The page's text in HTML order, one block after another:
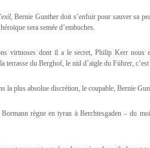
, Bernie Gunther doit s’enfuir pour sauver sa
sera semée d’embuches.
virtuoses dont il a le secret, Philip Kerr nous
terrasse du Berghof, le nid d’aigle du Führer,
la plus absolue discrétion, le coupable, Bernie
règne en tyran à Berchtesgaden – du